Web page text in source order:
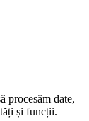
procesăm date,
și funcții.